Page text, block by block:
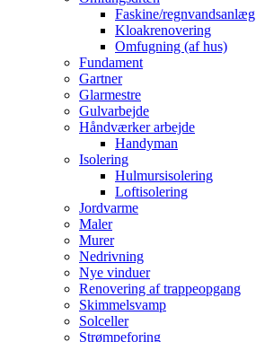
Faskine/regnvandsanlæg
Kloakrenovering
Omfugning (af hus)
Fundament
Gartner
Glarmestre
Gulvarbejde
Håndværker arbejde
Handyman
Isolering
Hulmursisolering
Loftisolering
Jordvarme
Maler
Murer
Nedrivning
Nye vinduer
Renovering af trappeopgang
Skimmelsvamp
Solceller
Strømpeforing